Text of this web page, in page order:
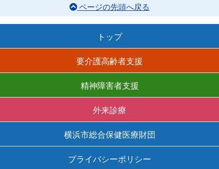
ページの先頭へ戻る
トップ
要介護高齢者支援
精神障害者支援
外来診療
横浜市総合保健医療財団
プライバシーポリシー